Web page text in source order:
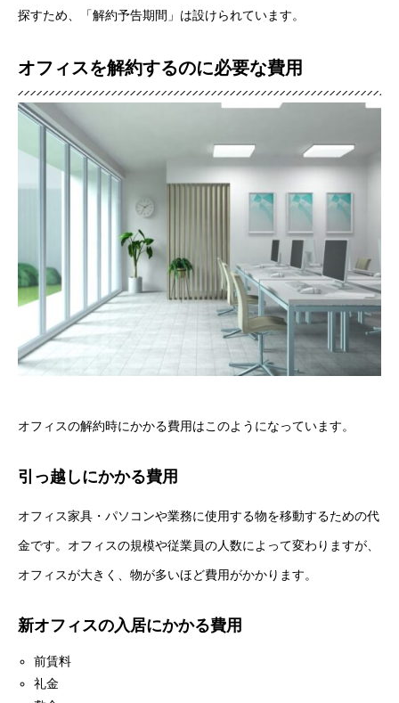
探すため、「解約予告期間」は設けられています。
オフィスを解約するのに必要な費用
オフィスの解約時にかかる費用はこのようになっています。
引っ越しにかかる費用
オフィス家具・パソコンや業務に使用する物を移動するための代
金です。オフィスの規模や従業員の人数によって変わりますが、
オフィスが大きく、物が多いほど費用がかかります。
新オフィスの入居にかかる費用
前賃料
礼金